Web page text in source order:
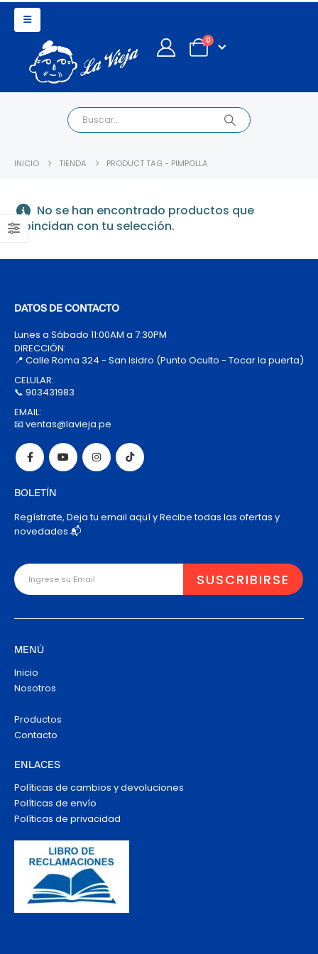
0
INICIO TIENDA PRODUCT TAG - PIMPOLLA
No se han encontrado productos que
coincidan con tu selección.
DATOS DE CONTACTO
Lunes a Sábado 11:00AM a 7:30PM
DIRECCIÓN:
📍 Calle Roma 324 - San Isidro (Punto Oculto - Tocar la puerta)
CELULAR:
📞 903431983
EMAIL:
📧 ventas@lavieja.pe
BOLETÍN
Regístrate, Deja tu email aquí y Recibe todas las ofertas y
novedades 📬
MENÚ
Inicio
Nosotros
Productos
Contacto
ENLACES
Políticas de cambios y devoluciones
Políticas de envío
Políticas de privacidad